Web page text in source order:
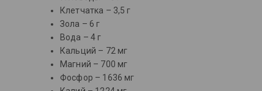
Клетчатка – 3,5 г
Зола – 6 г
Вода – 4 г
Кальций – 72 мг
Магний – 700 мг
Фосфор – 1636 мг